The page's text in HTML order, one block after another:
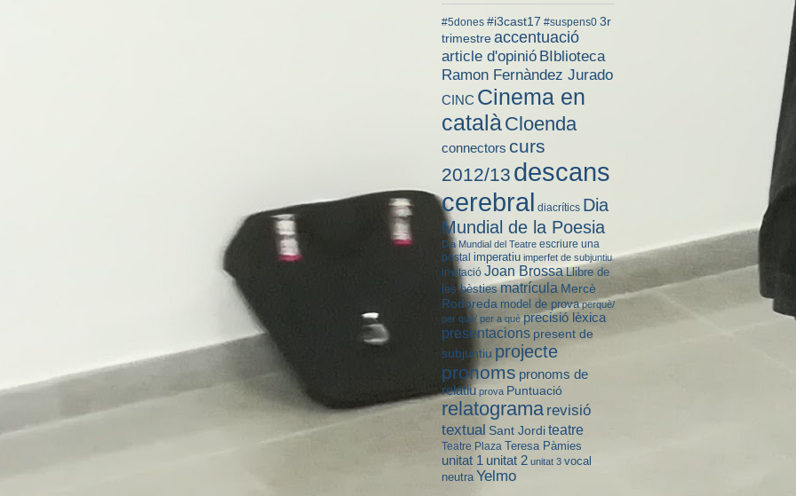
#5dones #i3cast17 #suspens0 3r
trimestre accentuació
article d'opinió BIblioteca
Ramon Fernàndez Jurado
CINC Cinema en
catalàCloenda
connectors curs
2012/13 descans
cerebral diacrítics Dia
Mundial de la Poesia
Dia Mundial del Teatre escriure una
postal imperatiu imperfet de subjuntiu
invitació Joan Brossa Llibre de
les bèsties matrícula Mercè
Rodoreda model de prova perquè/
per què/ per a què precisió lèxica
presentacions present de
subjuntiu projecte
pronoms pronoms de
relatiu prova Puntuació
relatograma revisió
textual Sant Jordi teatre
Teatre Plaza Teresa Pàmies
unitat 1 unitat 2 unitat 3 vocal
neutra Yelmo